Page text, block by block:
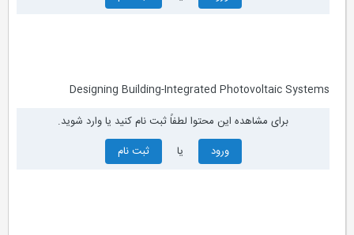
Designing Building-Integrated Photovoltaic Systems
برای مشاهده این محتوا لطفاً ثبت نام کنید یا وارد شوید.
ورود
ثبت نام